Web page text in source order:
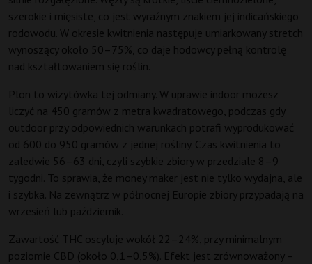
szerokie i mięsiste, co jest wyraźnym znakiem jej indicańskiego
rodowodu. W okresie kwitnienia następuje umiarkowany stretch
wynoszący około 50–75%, co daje hodowcy pełną kontrolę
nad kształtowaniem się roślin.
Plon to wizytówka tej odmiany. W uprawie indoor możesz
liczyć na 450 gramów z metra kwadratowego, podczas gdy
outdoor przy odpowiednich warunkach potrafi wyprodukować
od 600 do 950 gramów z jednej rośliny. Czas kwitnienia to
zaledwie 56–63 dni, czyli szybkie zbiory w przedziale 8–9
tygodni. To sprawia, że money maker jest nie tylko wydajna, ale
i szybka. Na zewnątrz w północnej Europie zbiory przypadają na
wrzesień lub październik.
Zawartość THC oscyluje wokół 22–24%, przy minimalnym
poziomie CBD (około 0,1–0,5%). Efekt jest zrównoważony –